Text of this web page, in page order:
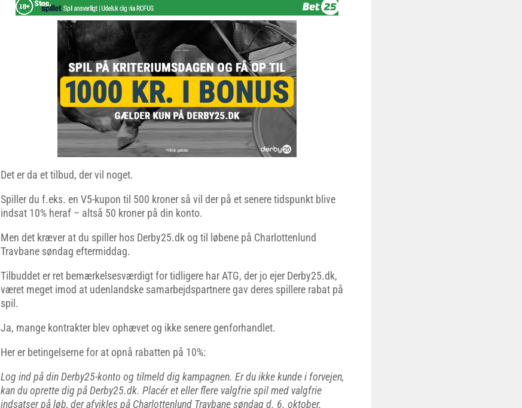
Det er da et tilbud, der vil noget.
Spiller du f.eks. en V5-kupon til 500 kroner så vil der på et senere tidspunkt blive
indsat 10% heraf – altså 50 kroner på din konto.
Men det kræver at du spiller hos Derby25.dk og til løbene på Charlottenlund
Travbane søndag eftermiddag.
Tilbuddet er ret bemærkelsesværdigt for tidligere har ATG, der jo ejer Derby25.dk,
været meget imod at udenlandske samarbejdspartnere gav deres spillere rabat på
spil.
Ja, mange kontrakter blev ophævet og ikke senere genforhandlet.
Her er betingelserne for at opnå rabatten på 10%:
Log ind på din Derby25-konto og tilmeld dig kampagnen. Er du ikke kunde i forvejen,
kan du oprette dig på Derby25.dk. Placér et eller flere valgfrie spil med valgfrie
indsatser på løb, der afvikles på Charlottenlund Travbane søndag d. 6. oktober.